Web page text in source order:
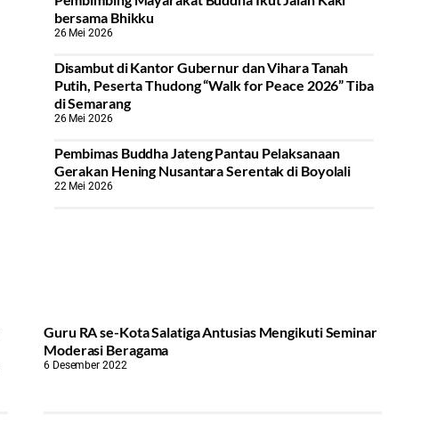
bersama Bhikku
26 Mei 2026
Disambut di Kantor Gubernur dan Vihara Tanah
Putih, Peserta Thudong “Walk for Peace 2026” Tiba
di Semarang
26 Mei 2026
‎Pembimas Buddha Jateng Pantau Pelaksanaan
Gerakan Hening Nusantara Serentak di Boyolali
22 Mei 2026
Guru RA se-Kota Salatiga Antusias Mengikuti Seminar
Moderasi Beragama
6 Desember 2022